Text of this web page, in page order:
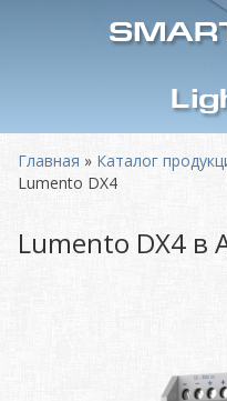
Главная » Каталог
Lumento DX4
Lumento DX4 в